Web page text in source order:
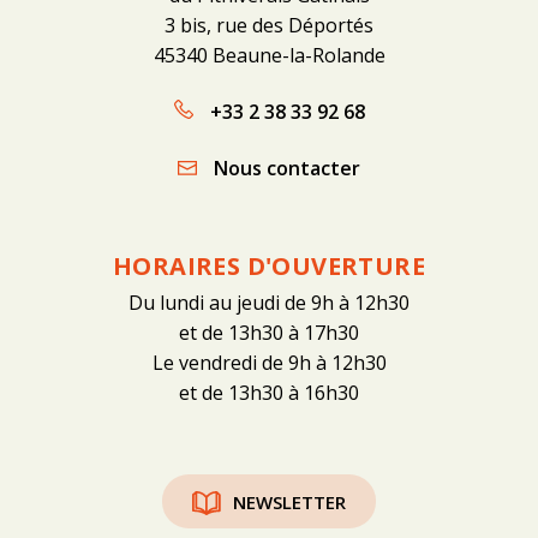
3 bis, rue des Déportés
45340 Beaune-la-Rolande
+33 2 38 33 92 68
Nous contacter
HORAIRES D'OUVERTURE
Du lundi au jeudi de 9h à 12h30
et de 13h30 à 17h30
Le vendredi de 9h à 12h30
et de 13h30 à 16h30
NEWSLETTER